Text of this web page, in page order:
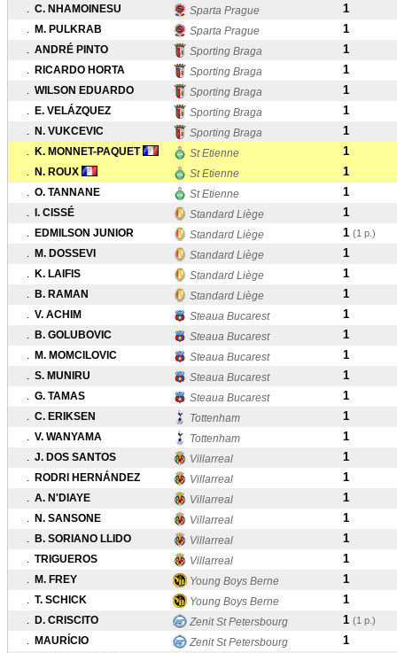
. C. NHAMOINESU Sparta Prague 1
. M. PULKRAB Sparta Prague 1
. ANDRÉ PINTO Sporting Braga 1
. RICARDO HORTA Sporting Braga 1
. WILSON EDUARDO Sporting Braga 1
. E. VELÁZQUEZ Sporting Braga 1
. N. VUKCEVIC Sporting Braga 1
. K. MONNET-PAQUET St Etienne 1
. N. ROUX St Etienne 1
. O. TANNANE St Etienne 1
. I. CISSÉ Standard Liège 1
. EDMILSON JUNIOR Standard Liège 1 (1 p.)
. M. DOSSEVI Standard Liège 1
. K. LAIFIS Standard Liège 1
. B. RAMAN Standard Liège 1
. V. ACHIM Steaua Bucarest 1
. B. GOLUBOVIC Steaua Bucarest 1
. M. MOMCILOVIC Steaua Bucarest 1
. S. MUNIRU Steaua Bucarest 1
. G. TAMAS Steaua Bucarest 1
. C. ERIKSEN Tottenham 1
. V. WANYAMA Tottenham 1
. J. DOS SANTOS Villarreal 1
. RODRI HERNÁNDEZ Villarreal 1
. A. N'DIAYE Villarreal 1
. N. SANSONE Villarreal 1
. B. SORIANO LLIDO Villarreal 1
. TRIGUEROS Villarreal 1
. M. FREY Young Boys Berne 1
. T. SCHICK Young Boys Berne 1
. D. CRISCITO Zenit St Petersbourg 1 (1 p.)
. MAURÍCIO Zenit St Petersbourg 1